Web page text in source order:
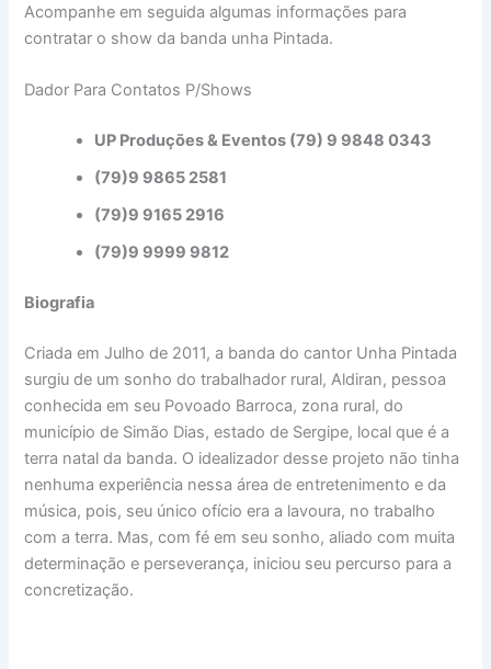
Acompanhe em seguida algumas informações para
contratar o show da banda unha Pintada.
Dador Para Contatos P/Shows
UP Produções & Eventos (79) 9 9848 0343
(79)9 9865 2581
(79)9 9165 2916
(79)9 9999 9812
Biografia
Criada em Julho de 2011, a banda do cantor Unha Pintada
surgiu de um sonho do trabalhador rural, Aldiran, pessoa
conhecida em seu Povoado Barroca, zona rural, do
município de Simão Dias, estado de Sergipe, local que é a
terra natal da banda. O idealizador desse projeto não tinha
nenhuma experiência nessa área de entretenimento e da
música, pois, seu único ofício era a lavoura, no trabalho
com a terra. Mas, com fé em seu sonho, aliado com muita
determinação e perseverança, iniciou seu percurso para a
concretização.